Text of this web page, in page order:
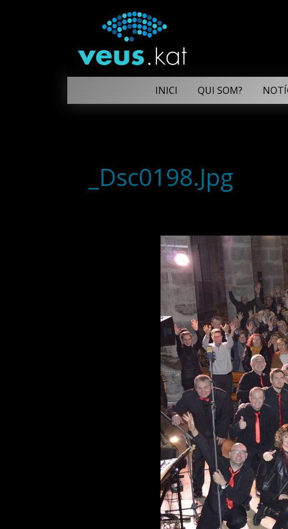
INICI QUI SOM?
_Dsc0198.Jpg